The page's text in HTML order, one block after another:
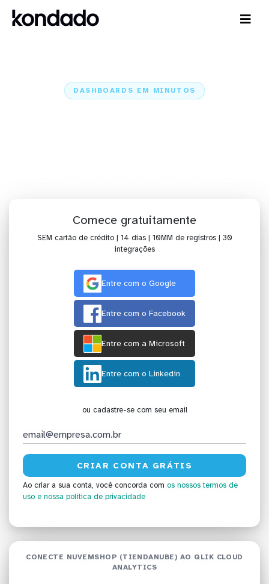
DASHBOARDS EM MINUTOS
Comece gratuitamente
SEM cartão de crédito | 14 dias | 10MM de registros | 30
integrações
Entre com o Google
Entre com o Facebook
Entre com a Microsoft
Entre com o Linkedin
ou cadastre-se com seu email
Ao criar a sua conta, você concorda com os nossos termos de
uso e nossa política de privacidade
CONECTE NUVEMSHOP (TIENDANUBE) AO QLIK CLOUD
ANALYTICS